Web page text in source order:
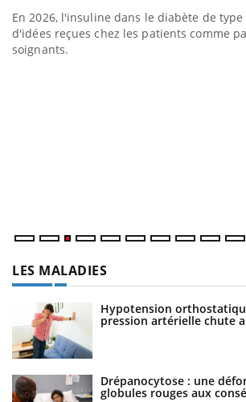
En 2026, l'insuline dans le diabète de
d'idées reçues chez les patients comme
soignants.
LES MALADIES
Hypotension
pression artérielle chute
Drépanocytose : une
globules rouges aux